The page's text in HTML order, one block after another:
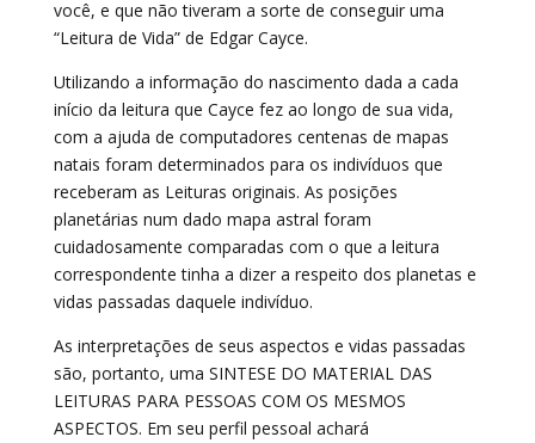
você, e que não tiveram a sorte de conseguir uma
“Leitura de Vida” de Edgar Cayce.
Utilizando a informação do nascimento dada a cada
início da leitura que Cayce fez ao longo de sua vida,
com a ajuda de computadores centenas de mapas
natais foram determinados para os indivíduos que
receberam as Leituras originais. As posições
planetárias num dado mapa astral foram
cuidadosamente comparadas com o que a leitura
correspondente tinha a dizer a respeito dos planetas e
vidas passadas daquele indivíduo.
As interpretações de seus aspectos e vidas passadas
são, portanto, uma SINTESE DO MATERIAL DAS
LEITURAS PARA PESSOAS COM OS MESMOS
ASPECTOS. Em seu perfil pessoal achará